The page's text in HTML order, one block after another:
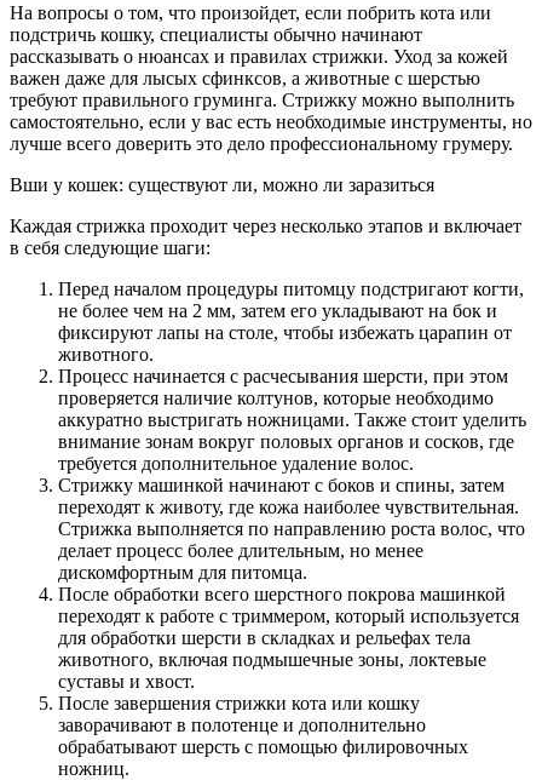
На вопросы о том, что произойдет, если побрить кота или
подстричь кошку, специалисты обычно начинают
рассказывать о нюансах и правилах стрижки. Уход за кожей
важен даже для лысых сфинксов, а животные с шерстью
требуют правильного груминга. Стрижку можно выполнить
самостоятельно, если у вас есть необходимые инструменты, но
лучше всего доверить это дело профессиональному грумеру.
Вши у кошек: существуют ли, можно ли заразиться
Каждая стрижка проходит через несколько этапов и включает
в себя следующие шаги:
Перед началом процедуры питомцу подстригают когти,
не более чем на 2 мм, затем его укладывают на бок и
фиксируют лапы на столе, чтобы избежать царапин от
животного.
Процесс начинается с расчесывания шерсти, при этом
проверяется наличие колтунов, которые необходимо
аккуратно выстригать ножницами. Также стоит уделить
внимание зонам вокруг половых органов и сосков, где
требуется дополнительное удаление волос.
Стрижку машинкой начинают с боков и спины, затем
переходят к животу, где кожа наиболее чувствительная.
Стрижка выполняется по направлению роста волос, что
делает процесс более длительным, но менее
дискомфортным для питомца.
После обработки всего шерстного покрова машинкой
переходят к работе с триммером, который используется
для обработки шерсти в складках и рельефах тела
животного, включая подмышечные зоны, локтевые
суставы и хвост.
После завершения стрижки кота или кошку
заворачивают в полотенце и дополнительно
обрабатывают шерсть с помощью филировочных
ножниц.